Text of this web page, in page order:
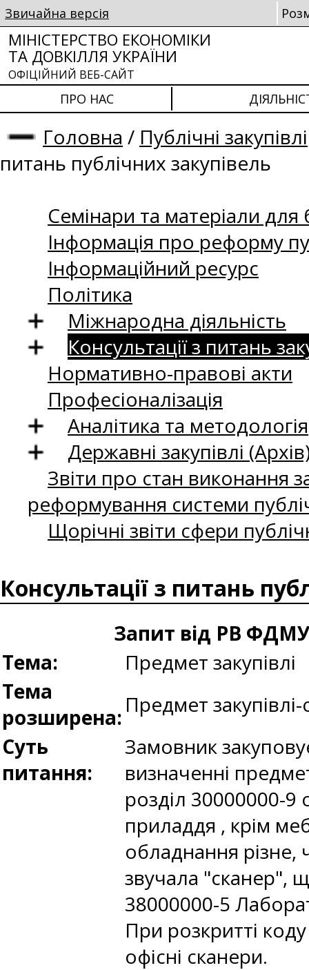
Звичайна версія
МІНІСТЕРСТВО ЕКОНОМІКИ
ТА ДОВКІЛЛЯ УКРАЇНИ
ОФІЦІЙНИЙ ВЕБ-САЙТ
ПРО НАС
Головна / Публічні закупівлі
питань публічних закупівель
Семінари та матеріали для
Інформація про реформу
Інформаційний ресурс
Політика
Міжнародна діяльність
Консультації з питань
Нормативно-правові акти
Професіоналізація
Аналітика та методологія
Державні закупівлі
Звіти про стан виконання
реформування системи
Щорічні звіти сфери
Консультації з питань
Запит від РВ ФДМУ
Тема:
Предмет закупівлі
Тема
розширена: Предмет
Суть
питання:
Замовник
визначенні
розділ 30000000-9
приладдя , крім
обладнання різне,
звучала "сканер",
38000000-5
При розкритті
офісні сканери.